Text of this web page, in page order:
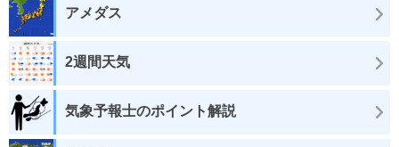
アメダス
2週間天気
気象予報士のポイント解説